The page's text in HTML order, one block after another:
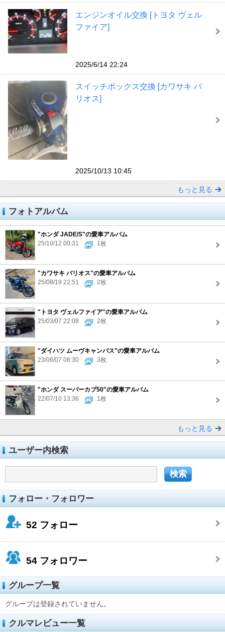
エンジンオイル交換 [トヨタ ヴェル
ファイア]
2025/6/14 22:24
スイッチボックス交換 [カワサキ バ
リオス]
2025/10/13 10:45
もっと見る
フォトアルバム
"ホンダ JADE/S"の愛車アルバム
25/10/12 00:31
1枚
"カワサキ バリオス"の愛車アルバム
25/08/19 22:51
2枚
"トヨタ ヴェルファイア"の愛車アルバム
25/03/07 22:08
2枚
"ダイハツ ムーヴキャンバス"の愛車アルバム
23/06/07 08:30
3枚
"ホンダ スーパーカブ50"の愛車アルバム
22/07/10 13:36
1枚
もっと見る
ユーザー内検索
フォロー・フォロワー
52 フォロー
54 フォロワー
グループ一覧
グループは登録されていません。
クルマレビュー一覧